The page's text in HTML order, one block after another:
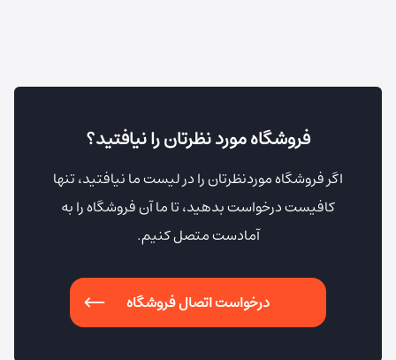
فروشگاه مورد نظرتان را نیافتید؟
اگر فروشگاه موردنظرتان را در لیست ما نیافتید،تنها
کافیست درخواست بدهید، تا ما آن فروشگاه را به
آمادست متصل کنیم.
درخواست اتصال فروشگاه